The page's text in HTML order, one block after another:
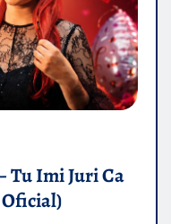
Tu Imi Juri Ca